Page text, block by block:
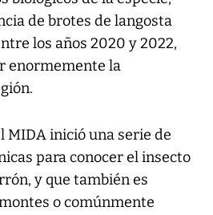
de brotes de langosta
los años 2020 y 2022,
enormemente la
MIDA inició una serie de
para conocer el insecto
y que también es
o comúnmente